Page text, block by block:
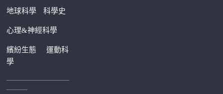
地球科學 科學史
心理&神經科學
繽紛生態運動科
學
—————————
———